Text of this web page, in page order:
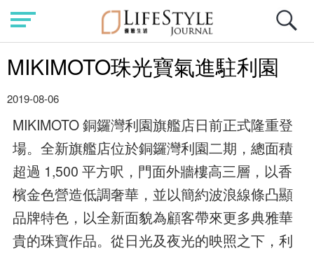
MIKIMOTO珠光寶氣進駐利園
2019-08-06
MIKIMOTO 銅鑼灣利園旗艦店日前正式隆重登
場。全新旗艦店位於銅鑼灣利園二期，總面積
超過 1,500 平方呎，門面外牆樓高三層，以香
檳金色營造低調奢華，並以簡約波浪線條凸顯
品牌特色，以全新面貌為顧客帶來更多典雅華
貴的珠寶作品。從日光及夜光的映照之下，利